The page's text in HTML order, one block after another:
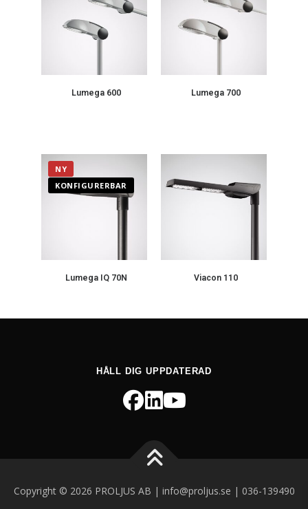
Lumega 600 Lumega 700
NY
KONFIGURERBAR
Lumega IQ 70N Viacon 110
HÅLL DIG UPPDATERAD
Copyright © 2026 PROLJUS AB | info@proljus.se | 036-139490